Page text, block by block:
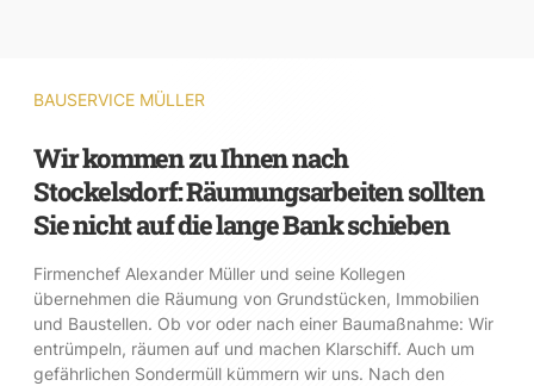
BAUSERVICE MÜLLER
Wir kommen zu Ihnen nach
Stockelsdorf: Räumungsarbeiten sollten
Sie nicht auf die lange Bank schieben
Firmenchef Alexander Müller und seine Kollegen
übernehmen die Räumung von Grundstücken, Immobilien
und Baustellen. Ob vor oder nach einer Baumaßnahme: Wir
entrümpeln, räumen auf und machen Klarschiff. Auch um
gefährlichen Sondermüll kümmern wir uns. Nach den